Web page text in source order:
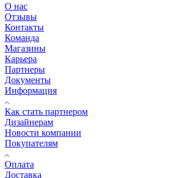
О нас
Отзывы
Контакты
Команда
Магазины
Карьера
Партнеры
Документы
Информация
Как стать партнером
Дизайнерам
Новости компании
Покупателям
Оплата
Доставка